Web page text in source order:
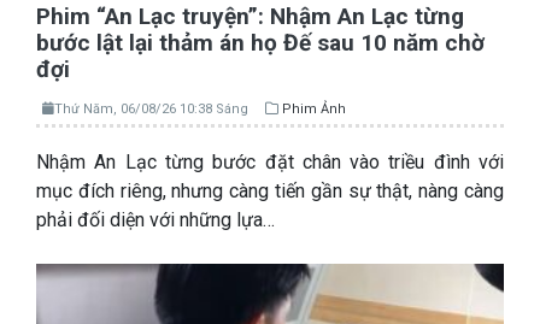
Phim “An Lạc truyện”: Nhậm An Lạc từng
bước lật lại thảm án họ Đế sau 10 năm chờ
đợi
Thứ Năm, 06/08/26 10:38 Sáng Phim Ảnh
Nhậm An Lạc từng bước đặt chân vào triều đình với
mục đích riêng, nhưng càng tiến gần sự thật, nàng càng
phải đối diện với những lựa…